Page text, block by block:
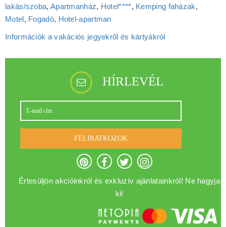
lakás/szoba, Apartmanház, Hotel****, Kemping faházak,
Motel, Fogadó, Hotel‑apartman
Információk a vakációs jegyekről és kártyákról
HÍRLEVÉL
FELIRATKOZOK
Értesüljön akcióinkról és exkluzív ajánlatainkról! Ne hagyja
ki!